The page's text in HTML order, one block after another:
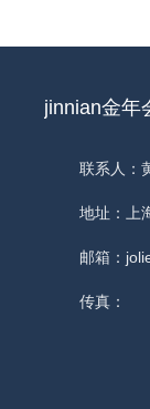
jinnian金年
联系人：
地址：上
邮箱：
传真：